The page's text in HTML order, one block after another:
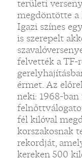
területi
megdöntötte a
Igazi színes
is szerepelt
felvették a TF-
érmet. Az
neki: 1968-
fél kilóval
korszakosnak
rekordját,
kereken 500